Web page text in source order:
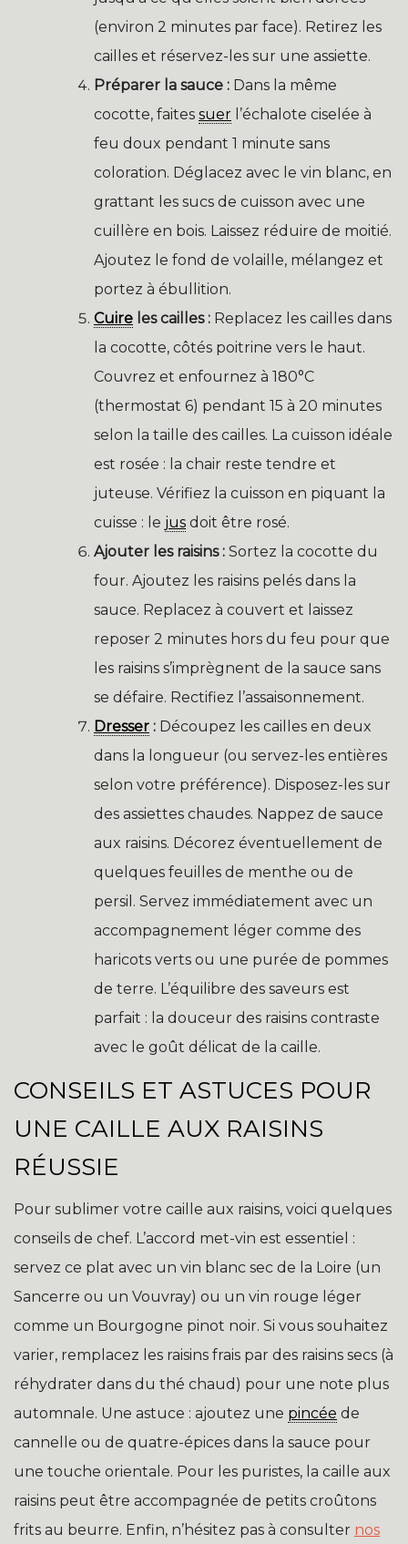
(environ 2 minutes par face). Retirez les
cailles et réservez-les sur une assiette.
Préparer la sauce : Dans la même
cocotte, faites suer l’échalote ciselée à
feu doux pendant 1 minute sans
coloration. Déglacez avec le vin blanc, en
grattant les sucs de cuisson avec une
cuillère en bois. Laissez réduire de moitié.
Ajoutez le fond de volaille, mélangez et
portez à ébullition.
Cuire les cailles : Replacez les cailles dans
la cocotte, côtés poitrine vers le haut.
Couvrez et enfournez à 180°C
(thermostat 6) pendant 15 à 20 minutes
selon la taille des cailles. La cuisson idéale
est rosée : la chair reste tendre et
juteuse. Vérifiez la cuisson en piquant la
cuisse : le jus doit être rosé.
Ajouter les raisins : Sortez la cocotte du
four. Ajoutez les raisins pelés dans la
sauce. Replacez à couvert et laissez
reposer 2 minutes hors du feu pour que
les raisins s’imprègnent de la sauce sans
se défaire. Rectifiez l’assaisonnement.
Dresser : Découpez les cailles en deux
dans la longueur (ou servez-les entières
selon votre préférence). Disposez-les sur
des assiettes chaudes. Nappez de sauce
aux raisins. Décorez éventuellement de
quelques feuilles de menthe ou de
persil. Servez immédiatement avec un
accompagnement léger comme des
haricots verts ou une purée de pommes
de terre. L’équilibre des saveurs est
parfait : la douceur des raisins contraste
avec le goût délicat de la caille.
CONSEILS ET ASTUCES POUR
UNE CAILLE AUX RAISINS
RÉUSSIE
Pour sublimer votre caille aux raisins, voici quelques
conseils de chef. L’accord met-vin est essentiel :
servez ce plat avec un vin blanc sec de la Loire (un
Sancerre ou un Vouvray) ou un vin rouge léger
comme un Bourgogne pinot noir. Si vous souhaitez
varier, remplacez les raisins frais par des raisins secs (à
réhydrater dans du thé chaud) pour une note plus
automnale. Une astuce : ajoutez une pincée de
cannelle ou de quatre-épices dans la sauce pour
une touche orientale. Pour les puristes, la caille aux
raisins peut être accompagnée de petits croûtons
frits au beurre. Enfin, n’hésitez pas à consulter nos